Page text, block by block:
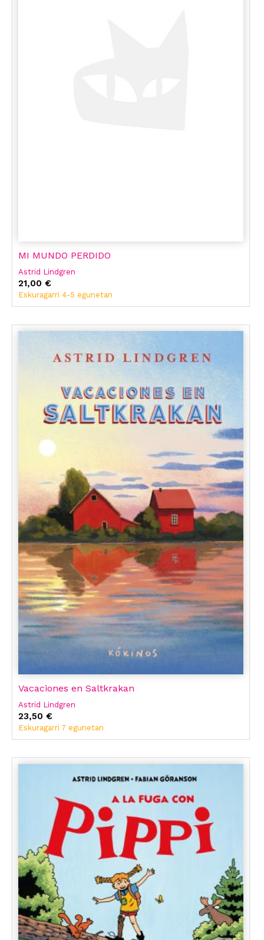
MI MUNDO PERDIDO
Astrid Lindgren
21,00 €
Eskuragarri 4-5 egunetan
Vacaciones en Saltkrakan
Astrid Lindgren
23,50 €
Eskuragarri 7 egunetan